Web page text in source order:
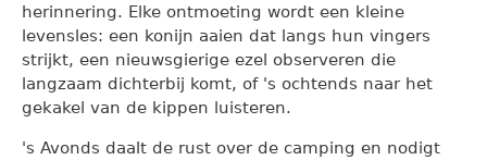
herinnering. Elke ontmoeting wordt een kleine
levensles: een konijn aaien dat langs hun vingers
strijkt, een nieuwsgierige ezel observeren die
langzaam dichterbij komt, of 's ochtends naar het
gekakel van de kippen luisteren.
's Avonds daalt de rust over de camping en nodigt